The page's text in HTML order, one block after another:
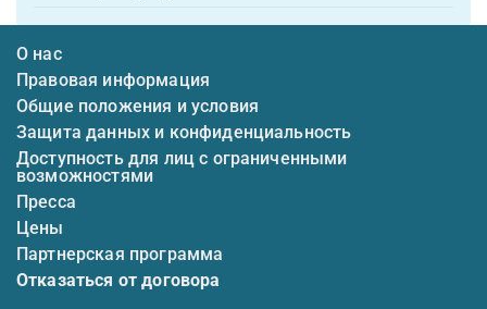
О нас
Правовая информация
Общие положения и условия
Защита данных и конфиденциальность
Доступность для лиц с ограниченными
возможностями
Пресса
Цены
Партнерская программа
Отказаться от договора